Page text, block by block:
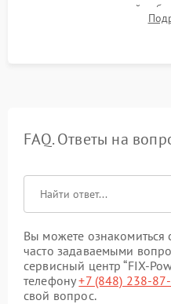
времени автономной
корректности
FAQ. Ответы на
Вы можете
часто задаваемыми
сервисный центр “FIX-
телефону+7 (848) 238-
свой вопрос.